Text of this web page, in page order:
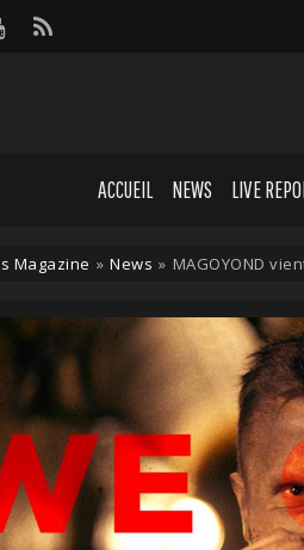
ACCUEIL NEWS LIVE
Magazine » News » MAGOYOND